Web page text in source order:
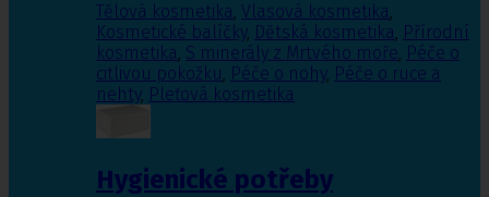
Tělová kosmetika, Vlasová kosmetika,
Kosmetické balíčky, Dětská kosmetika, Přírodní
kosmetika, S minerály z Mrtvého moře, Péče o
citlivou pokožku, Péče o nohy, Péče o ruce a
nehty, Pleťová kosmetika
Hygienické potřeby